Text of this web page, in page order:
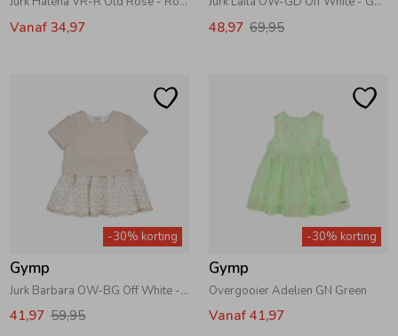
Vanaf 34,97 48,97 69,95
-30% korting
Gymp
Jurk Barbara OW-BG Off White - Beige
41,97 59,95
-30% korting
Gymp
Overgooier Adelien GN Green
Vanaf 41,97